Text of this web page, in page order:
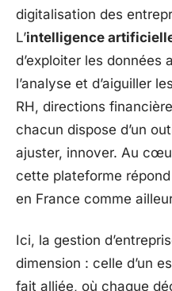
digitalisation des
L’intelligence
d’exploiter les
l’analyse et d’aiguiller
RH, directions
chacun dispose d’un
ajuster, innover. Au
cette plateforme
en France comme
Ici, la gestion
dimension : celle d’un
fait alliée, où chaque